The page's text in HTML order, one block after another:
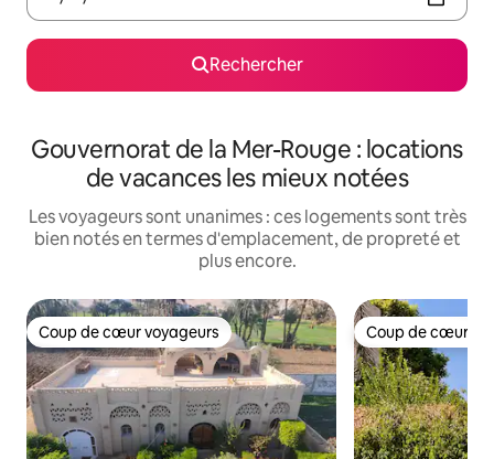
Rechercher
Gouvernorat de la Mer-Rouge : locations
de vacances les mieux notées
Les voyageurs sont unanimes : ces logements sont très
bien notés en termes d'emplacement, de propreté et
plus encore.
Coup de cœur voyageurs
Coup de cœur voyageurs Coup de cœur
Coup de cœur